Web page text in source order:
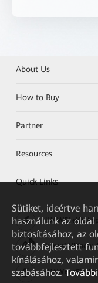
About Us
How to Buy
Partner
Resources
Quick Links
HUAWEI eKit
Huawei HiKnow
HUAWEI eFly App
Sütiket, ideértve
használunk az
biztosításához, az
továbbfejlesztett
kínálásához,
szabásához.